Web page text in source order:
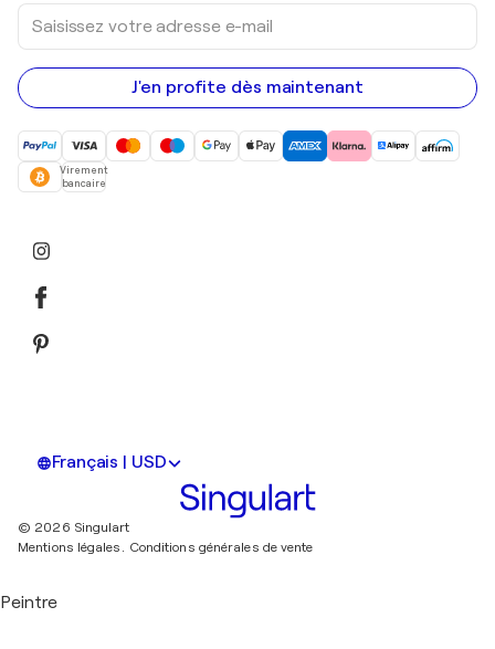
Saisissez
votre
adresse
e-
mail
J'en profite dès maintenant
Virement
bancaire
Français | USD
© 2026 Singulart
Mentions légales. Conditions générales de vente
Peintre